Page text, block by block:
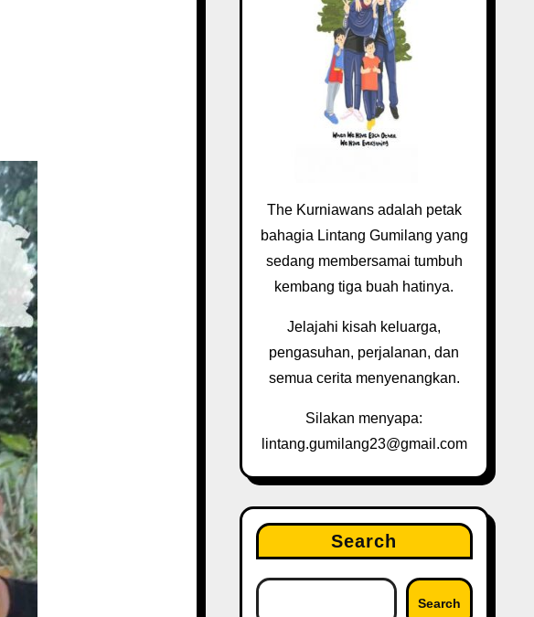
The Kurniawans adalah petak
bahagia Lintang Gumilang yang
sedang membersamai tumbuh
kembang tiga buah hatinya.
Jelajahi kisah keluarga,
pengasuhan, perjalanan, dan
semua cerita menyenangkan.
Silakan menyapa:
lintang.gumilang23@gmail.com
Search
Search